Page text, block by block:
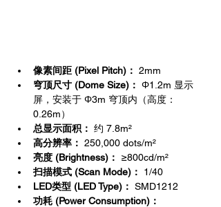
像素间距 (Pixel Pitch)： 2mm
穹顶尺寸 (Dome Size)： Φ1.2m 显示
屏，安装于 Φ3m 穹顶内（高度：
0.26m）
总显示面积： 约 7.8m²
高分辨率： 250,000 dots/m²
亮度 (Brightness)：
≥800cd/m²
扫描模式 (Scan Mode)：
1/40
LED类型 (LED Type)： SMD1212
功耗 (Power Consumption)：